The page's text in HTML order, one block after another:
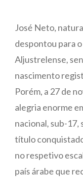
José Neto,
despontou para
Aljustrelense,
nascimento
Porém, a 27 de
alegria enorme
nacional, sub-17,
título
no respetivo
país árabe que